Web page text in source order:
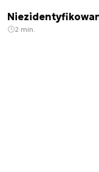
2 min.